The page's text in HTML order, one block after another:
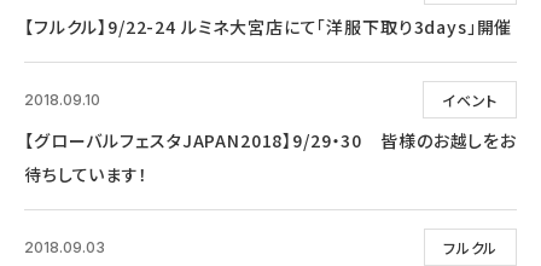
【フルクル】9/22-24 ルミネ大宮店にて「洋服下取り3days」開催
イベント
2018.09.10
【グローバルフェスタJAPAN2018】9/29・30 皆様のお越しをお
待ちしています！
フルクル
2018.09.03